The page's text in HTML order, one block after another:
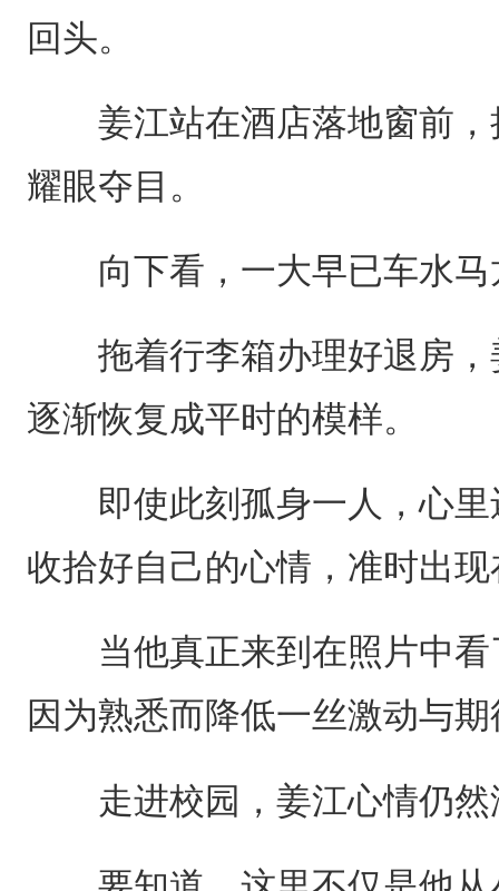
回头。
姜江站在酒店落地窗前，
耀眼夺目。
向下看，一大早已车水马
拖着行李箱办理好退房，
逐渐恢复成平时的模样。
即使此刻孤身一人，心里
收拾好自己的心情，准时出
当他真正来到在照片中看
因为熟悉而降低一丝激动与
走进校园，姜江心情仍然